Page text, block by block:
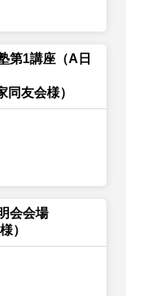
第1講座（A日
同友会様）
会会場
）